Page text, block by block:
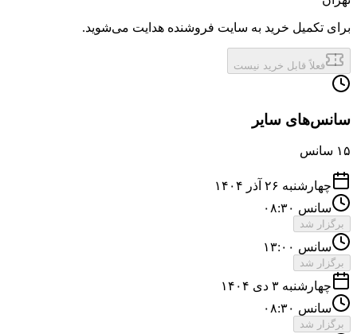
برای تکمیل خرید به سایت فروشنده هدایت می‌شوید.
فعلاً قابل خرید نیست
سانس‌های سایر
۱۵ سانس
چهارشنبه ۲۶ آذر ۱۴۰۴
سانس ۰۸:۳۰
برگزار شد
سانس ۱۳:۰۰
برگزار شد
چهارشنبه ۳ دی ۱۴۰۴
سانس ۰۸:۳۰
برگزار شد